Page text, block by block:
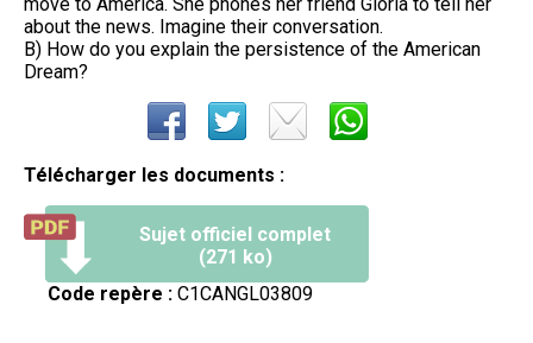
about the news. Imagine their conversation.
B) How do you explain the persistence of the American
Dream?
Télécharger les documents :
Sujet officiel complet
(271 ko)
Code repère : C1CANGL03809